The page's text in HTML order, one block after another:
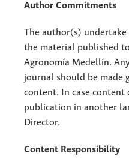
Author Commitments
The author(s)
the material published
Agronomía Medellín.
journal should be made
content. In case
publication in another
Director.
Content Responsibility